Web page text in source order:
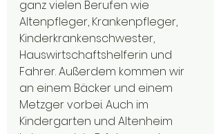
ganz vielen Berufen wie
Altenpfleger, Krankenpfleger,
Kinderkrankenschwester,
Hauswirtschaftshelferin und
Fahrer. Außerdem kommen wir
an einem Bäcker und einem
Metzger vorbei. Auch im
Kindergarten und Altenheim